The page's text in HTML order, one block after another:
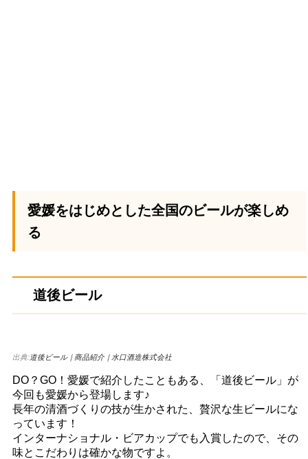
愛媛をはじめとした全国のビールが楽しめ
る
道後ビール
出典:道後ビール｜商品紹介｜水口酒造株式会社
DO？GO！愛媛で紹介したこともある、「道後ビール」が
今回も愛媛から登場します♪
長年の清酒づくりの技が生かされた、贅沢な生ビールにな
っています！
インターナショナル・ビアカップでも入賞したので、その
味とこだわりは確かな物ですよ。